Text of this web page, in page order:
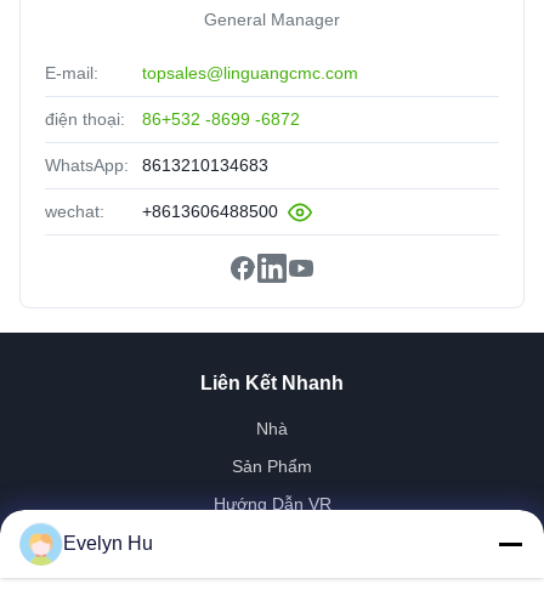
General Manager
E-mail: topsales@linguangcmc.com
điện thoại: 86+532 -8699 -6872
WhatsApp: 8613210134683
wechat: +8613606488500
Liên Kết Nhanh
Nhà
Sản Phẩm
Hướng Dẫn VR
Tham Quan Nhà Máy
Evelyn Hu